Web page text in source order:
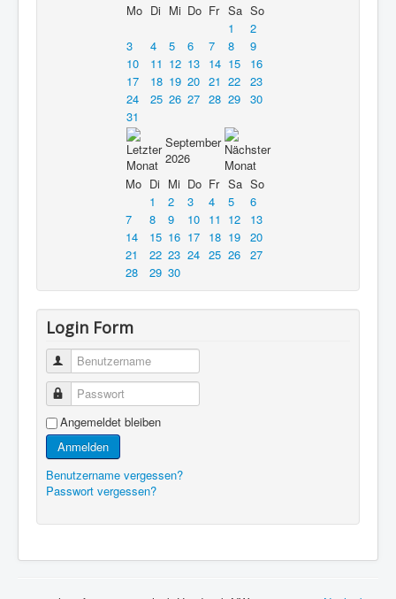
Mo Di Mi Do Fr Sa So
1
2
3
4 5 6 7 8
9
10
11 12 13 14 15
16
17
18 19 20 21 22
23
24
25 26 27 28 29
30
31
September
2026
Mo Di Mi Do Fr Sa So
1
2 3 4 5
6
7
8 9 10 11 12
13
14
15 16 17 18 19
20
21
22 23 24 25 26
27
28
29 30
Login Form
Benutzername
Passwort
Angemeldet bleiben
Anmelden
Benutzername vergessen?
Passwort vergessen?